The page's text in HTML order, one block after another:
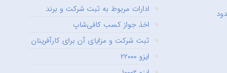
ادارات مربوط به ثبت شرکت و برند
اخذ جواز کسب کافی‌شاپ
ثبت شرکت و مزایای آن برای کارآفرینان
ایزو ۲۲۰۰۰